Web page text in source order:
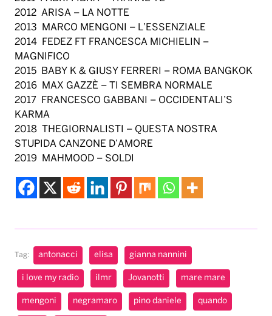
2012 ARISA – LA NOTTE
2013 MARCO MENGONI – L’ESSENZIALE
2014 FEDEZ FT FRANCESCA MICHIELIN –
MAGNIFICO
2015 BABY K & GIUSY FERRERI – ROMA BANGKOK
2016 MAX GAZZÈ – TI SEMBRA NORMALE
2017 FRANCESCO GABBANI – OCCIDENTALI’S
KARMA
2018 THEGIORNALISTI – QUESTA NOSTRA
STUPIDA CANZONE D’AMORE
2019 MAHMOOD – SOLDI
Tag: antonacci elisa gianna nannini
i love my radio ilmr Jovanotti mare mare
mengoni negramaro pino daniele quando